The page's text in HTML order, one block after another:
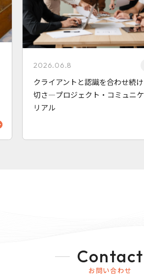
2026.06.8
クライアントと認識を合わせ続
切さ—プロジェクト・コミュニ
リアル
Contact
お問い合わせ